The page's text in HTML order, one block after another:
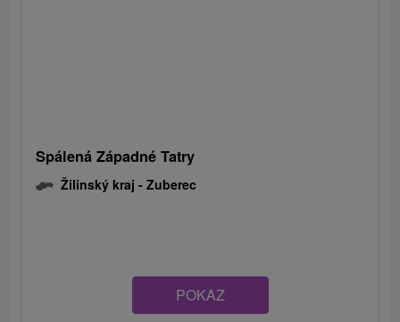
Spálená Západné Tatry
Žilinský kraj -Zuberec
POKAZ